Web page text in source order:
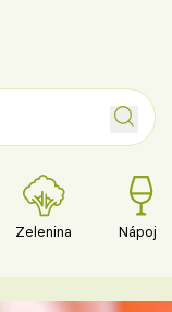
Zelenina Nápoje